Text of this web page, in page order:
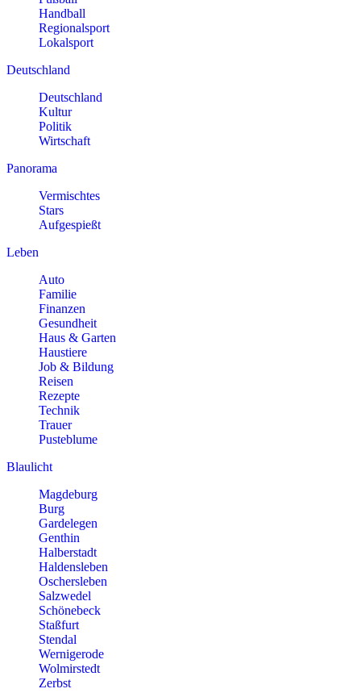
Handball
Regionalsport
Lokalsport
Deutschland
Deutschland
Kultur
Politik
Wirtschaft
Panorama
Vermischtes
Stars
Aufgespießt
Leben
Auto
Familie
Finanzen
Gesundheit
Haus & Garten
Haustiere
Job & Bildung
Reisen
Rezepte
Technik
Trauer
Pusteblume
Blaulicht
Magdeburg
Burg
Gardelegen
Genthin
Halberstadt
Haldensleben
Oschersleben
Salzwedel
Schönebeck
Staßfurt
Stendal
Wernigerode
Wolmirstedt
Zerbst